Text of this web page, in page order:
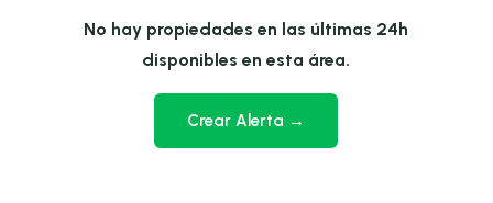
No hay propiedades en las últimas 24h
disponibles en esta área.
Crear Alerta →